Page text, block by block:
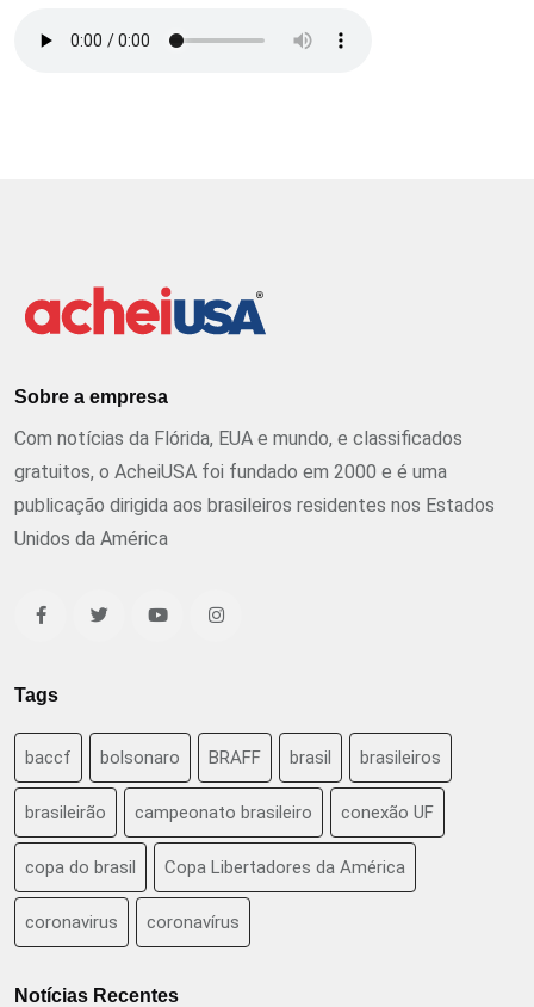
Sobre a empresa
Com notícias da Flórida, EUA e mundo, e classificados
gratuitos, o AcheiUSA foi fundado em 2000 e é uma
publicação dirigida aos brasileiros residentes nos Estados
Unidos da América
Tags
baccf bolsonaro BRAFF brasil brasileiros
brasileirão campeonato brasileiro conexão UF
copa do brasil Copa Libertadores da América
coronavirus coronavírus
Notícias Recentes